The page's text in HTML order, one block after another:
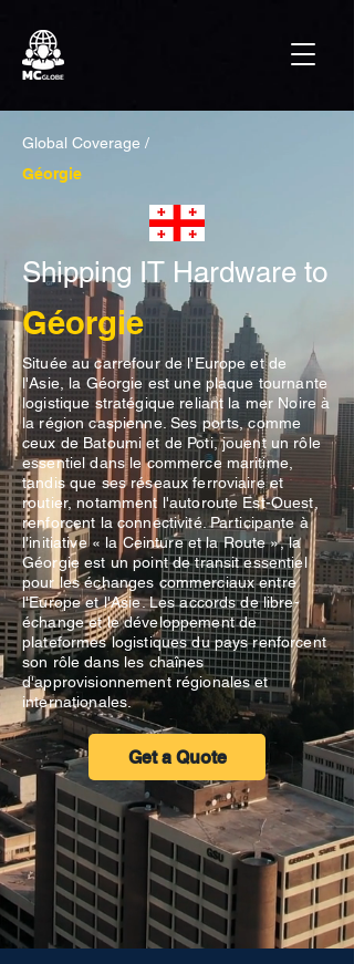
Global Coverage /
Géorgie
Shipping IT Hardware to
Géorgie
Située au carrefour de l'Europe et de
l'Asie, la Géorgie est une plaque tournante
logistique stratégique reliant la mer Noire à
la région caspienne. Ses ports, comme
ceux de Batoumi et de Poti, jouent un rôle
essentiel dans le commerce maritime,
tandis que ses réseaux ferroviaire et
routier, notamment l'autoroute Est-Ouest,
renforcent la connectivité. Participante à
l'initiative « la Ceinture et la Route », la
Géorgie est un point de transit essentiel
pour les échanges commerciaux entre
l'Europe et l'Asie. Les accords de libre-
échange et le développement de
plateformes logistiques du pays renforcent
son rôle dans les chaînes
d'approvisionnement régionales et
internationales.
Get a Quote